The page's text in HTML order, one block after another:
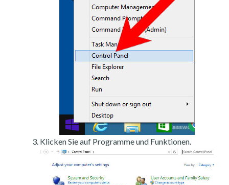
Klicken Sie auf Programme und Funktionen.